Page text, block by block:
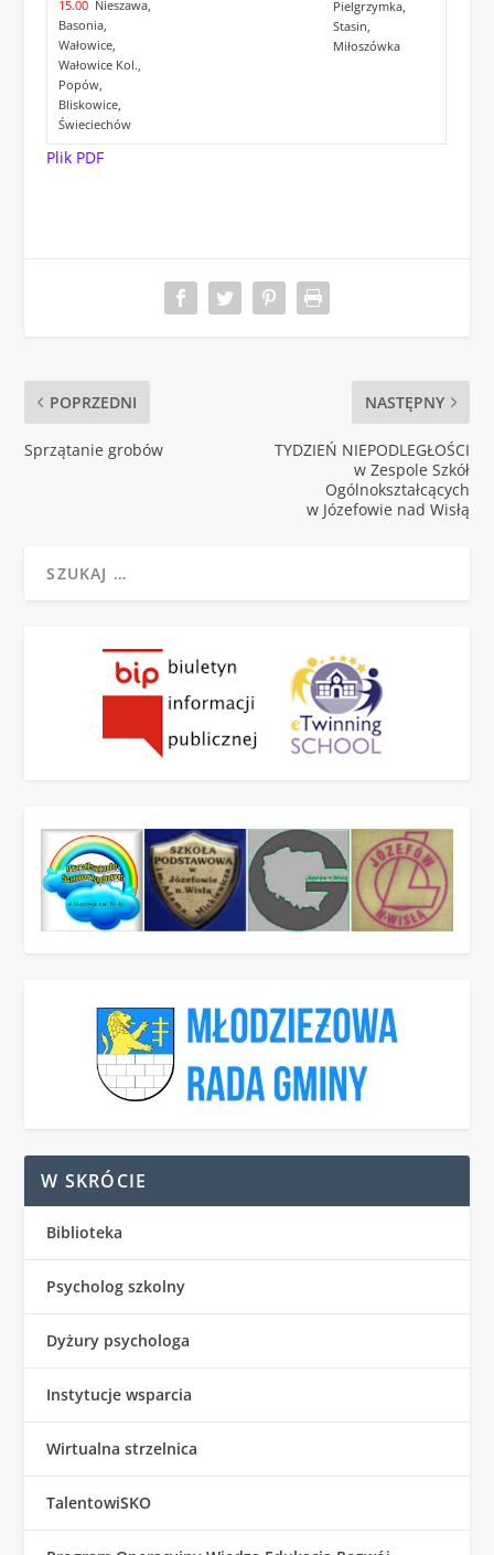
15.00Nieszawa,
Basonia,
Wałowice,
Wałowice Kol.,
Popów,
Bliskowice,
Świeciechów
Pielgrzymka,
Stasin,
Miłoszówka
Plik PDF
POPRZEDNI
Sprzątanie grobów
NASTĘPNY
TYDZIEŃ NIEPODLEGŁOŚCI
w Zespole Szkół
Ogólnokształcących
w Józefowie nad Wisłą
W SKRÓCIE
Biblioteka
Psycholog szkolny
Dyżury psychologa
Instytucje wsparcia
Wirtualna strzelnica
TalentowiSKO